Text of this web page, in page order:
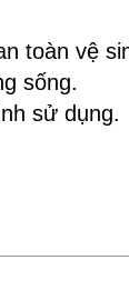
toàn vệ
sống.
sử dụng.